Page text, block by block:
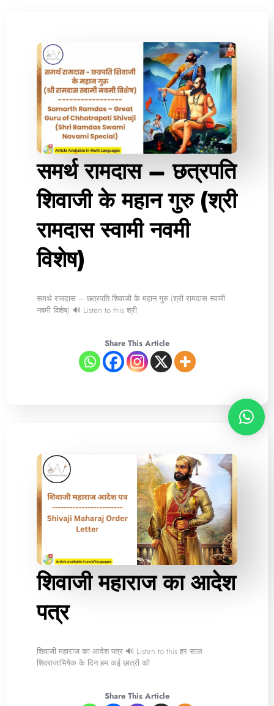
समर्थ रामदास – छत्रपति
शिवाजी के महान गुरु (श्री
रामदास स्वामी नवमी
विशेष)
समर्थ रामदास – छत्रपति शिवाजी के महान गुरु (श्री रामदास स्वामी
नवमी विशेष) 🔊 Listen to this श्री
Share This Article
शिवाजी महाराज का आदेश
पत्र
शिवाजी महाराज का आदेश पत्र 🔊 Listen to this हर साल
शिवराजाभिषेक के दिन हम कई छात्रों को
Share This Article